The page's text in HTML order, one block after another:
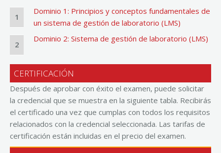
1
Dominio 1: Principios y conceptos fundamentales de
un sistema de gestión de laboratorio (LMS)
2
Dominio 2: Sistema de gestión de laboratorio (LMS)
CERTIFICACIÓN
Después de aprobar con éxito el examen, puede solicitar
la credencial que se muestra en la siguiente tabla. Recibirás
el certificado una vez que cumplas con todos los requisitos
relacionados con la credencial seleccionada. Las tarifas de
certificación están incluidas en el precio del examen.